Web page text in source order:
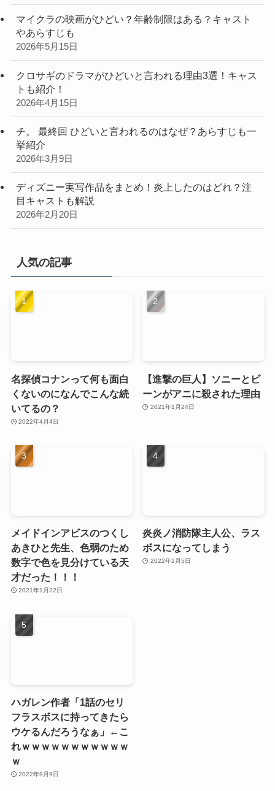
マイクラの映画がひどい？年齢制限はある？キャスト
やあらすじも
2026年5月15日
クロサギのドラマがひどいと言われる理由3選！キャス
トも紹介！
2026年4月15日
チ。 最終回 ひどいと言われるのはなぜ？あらすじも一
挙紹介
2026年3月9日
ディズニー実写作品をまとめ！炎上したのはどれ？注
目キャストも解説
2026年2月20日
人気の記事
名探偵コナンって何も面白
くないのになんでこんな続
いてるの？
2022年4月4日
【進撃の巨人】ソニーとビ
ーンがアニに殺された理由
2021年1月24日
メイドインアビスのつくし
あきひと先生、色弱のため
数字で色を見分けている天
才だった！！！
2021年1月22日
炎炎ノ消防隊主人公、ラス
ボスになってしまう
2022年2月5日
ハガレン作者「1話のセリ
フラスボスに持ってきたら
ウケるんだろうなぁ」←こ
れｗｗｗｗｗｗｗｗｗｗｗ
ｗ
2022年9月9日